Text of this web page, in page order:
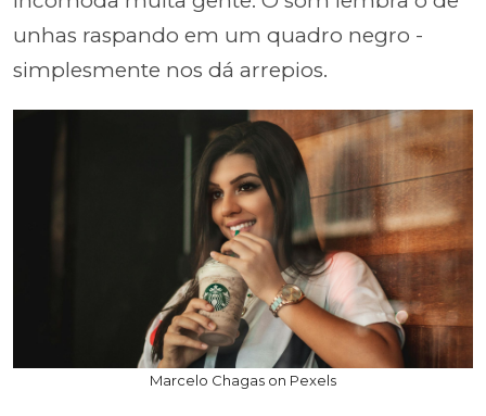
unhas raspando em um quadro negro -
simplesmente nos dá arrepios.
Marcelo Chagas on Pexels